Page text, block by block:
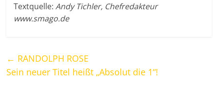
Textquelle:Andy Tichler, Chefredakteur
www.smago.de
← RANDOLPH ROSE
Sein neuer Titel heißt „Absolut die 1“!